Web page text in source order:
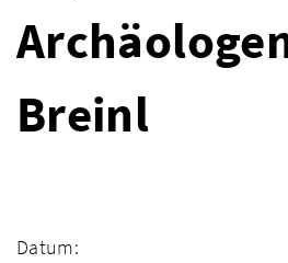
Breinl
Datum: